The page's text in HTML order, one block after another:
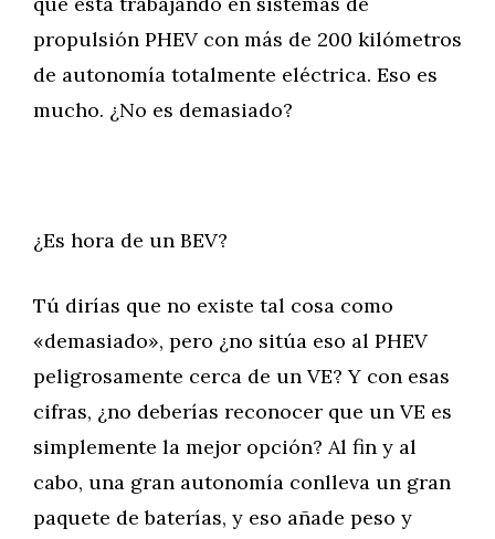
propulsión PHEV con más de 200 kilómetros
de autonomía totalmente eléctrica. Eso es
mucho. ¿No es demasiado?
¿Es hora de un BEV?
Tú dirías que no existe tal cosa como
«demasiado», pero ¿no sitúa eso al PHEV
peligrosamente cerca de un VE? Y con esas
cifras, ¿no deberías reconocer que un VE es
simplemente la mejor opción? Al fin y al
cabo, una gran autonomía conlleva un gran
paquete de baterías, y eso añade peso y